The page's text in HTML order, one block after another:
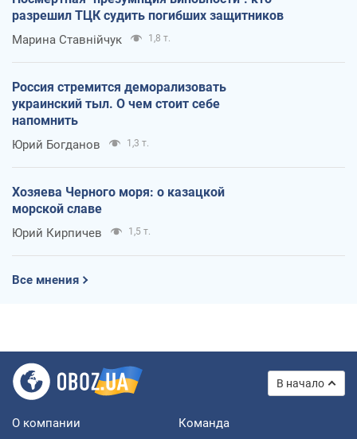
разрешил ТЦК судить погибших защитников
Марина Ставнійчук 1,8 т.
Россия стремится деморализовать
украинский тыл. О чем стоит себе
напомнить
Юрий Богданов 1,3 т.
Хозяева Черного моря: о казацкой
морской славе
Юрий Кирпичев 1,5 т.
Все мнения
В начало
О компании Команда